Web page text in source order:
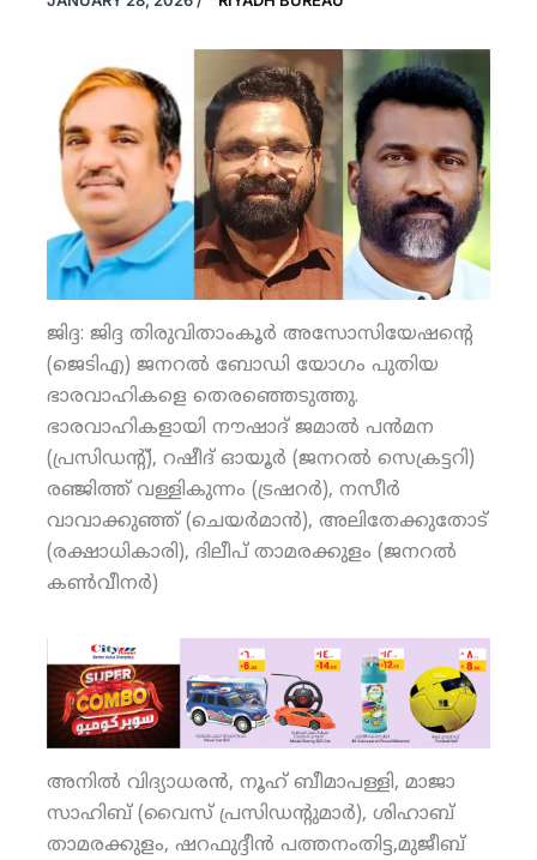
ജിദ്ദ: ജിദ്ദ തിരുവിതാംകൂര്‍ അസോസിയേഷന്റെ
(ജെടിഎ) ജനറല്‍ ബോഡി യോഗം പുതിയ
ഭാരവാഹികളെ തെരഞ്ഞെടുത്തു.
ഭാരവാഹികളായി നൗഷാദ് ജമാല്‍ പന്‍മന
(പ്രസിഡന്റ്), റഷീദ് ഓയൂര്‍ (ജനറല്‍ സെക്രട്ടറി)
രഞ്ജിത്ത് വള്ളികുന്നം (ട്രഷറര്‍), നസീര്‍
വാവാക്കുഞ്ഞ് (ചെയര്‍മാന്‍), അലിതേക്കുതോട്
(രക്ഷാധികാരി), ദിലീപ് താമരക്കുളം (ജനറല്‍
കണ്‍വീനര്‍)
അനില്‍ വിദ്യാധരന്‍, നൂഹ് ബീമാപള്ളി, മാജാ
സാഹിബ് (വൈസ് പ്രസിഡന്റുമാര്‍), ശിഹാബ്
താമരക്കുളം, ഷറഫുദ്ദീന്‍ പത്തനംതിട്ട,മുജീബ്